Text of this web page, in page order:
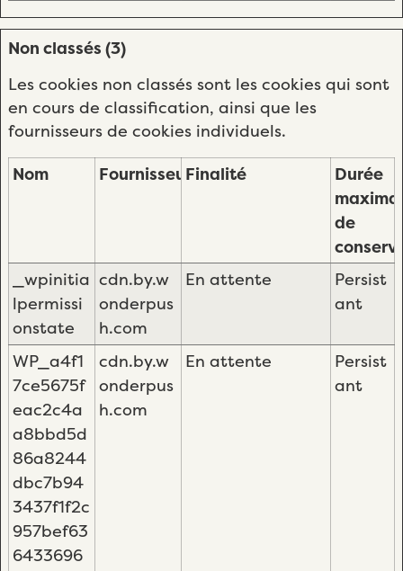
Non classés (3)
Les cookies non classés sont les cookies qui sont
en cours de classification, ainsi que les
fournisseurs de cookies individuels.
Nom
FournisseurFinalité
Durée
de
_wpinitia
lpermissi
onstate
cdn.by.w
onderpus
h.com
En attente
Persist
ant
WP_a4f1
7ce5675f
eac2c4a
a8bbd5d
86a8244
dbc7b94
3437f1f2c
957bef63
6433696
cdn.by.w
onderpus
h.com
En attente
Persist
ant